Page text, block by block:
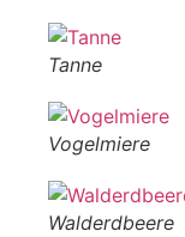
Tanne
Vogelmiere
Walderdbeere